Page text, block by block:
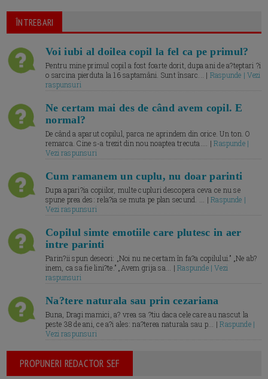
ÎNTREBARI
Voi iubi al doilea copil la fel ca pe primul?
Pentru mine primul copil a fost foarte dorit, dupa ani de a?teptari ?i
o sarcina pierduta la 16 saptamâni. Sunt însarc... | Raspunde | Vezi
raspunsuri
Ne certam mai des de când avem copil. E
normal?
De când a aparut copilul, parca ne aprindem din orice. Un ton. O
remarca. Cine s-a trezit din nou noaptea trecuta.... |Raspunde |
Vezi raspunsuri
Cum ramanem un cuplu, nu doar parinti
Dupa apari?ia copiilor, multe cupluri descopera ceva ce nu se
spune prea des: rela?ia se muta pe plan secund. ... |Raspunde |
Vezi raspunsuri
Copilul simte emotiile care plutesc in aer
intre parinti
Parin?ii spun deseori: „Noi nu ne certam în fa?a copilului.” „Ne ab?
inem, ca sa fie lini?te.” „Avem grija sa... |Raspunde | Vezi
raspunsuri
Na?tere naturala sau prin cezariana
Buna, Dragi mamici, a? vrea sa ?tiu daca cele care au nascut la
peste 38 de ani, ce a?i ales: na?terea naturala sau p... |Raspunde |
Vezi raspunsuri
PROPUNERI REDACTOR SEF